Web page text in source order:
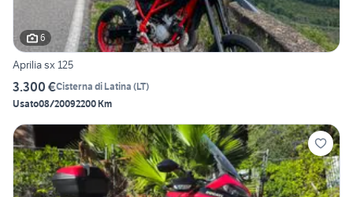
6
Aprilia sx 125
3.300 €Cisterna di Latina (LT)
Usato08/20092200 Km